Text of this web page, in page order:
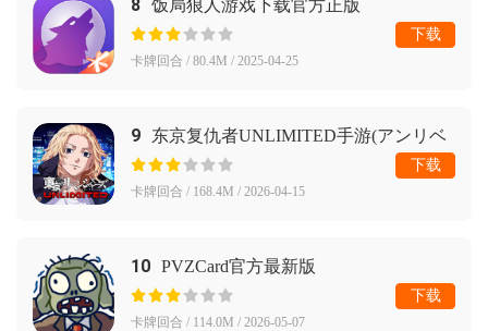
8 饭局狼人游戏下载官方正版
卡牌回合 / 80.4M / 2025-04-25
下载
9
东京复仇者UNLIMITED手游(アンリベ
安装器)
卡牌回合 / 168.4M / 2026-04-15
下载
10 PVZCard官方最新版
卡牌回合 / 114.0M / 2026-05-07
下载